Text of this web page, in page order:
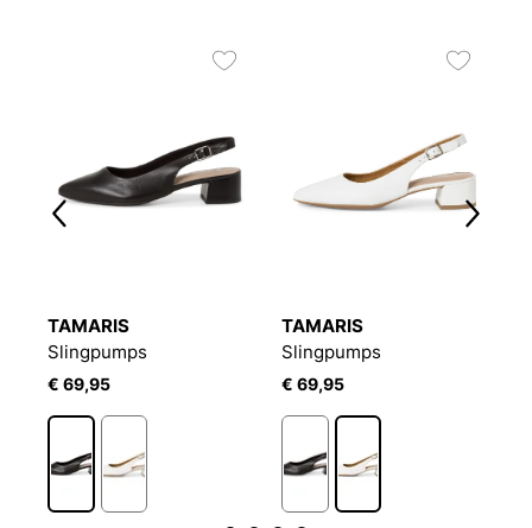
TAMARIS
Slingpumps
€ 69,95
TAMARIS
Slingpumps
€ 69,95